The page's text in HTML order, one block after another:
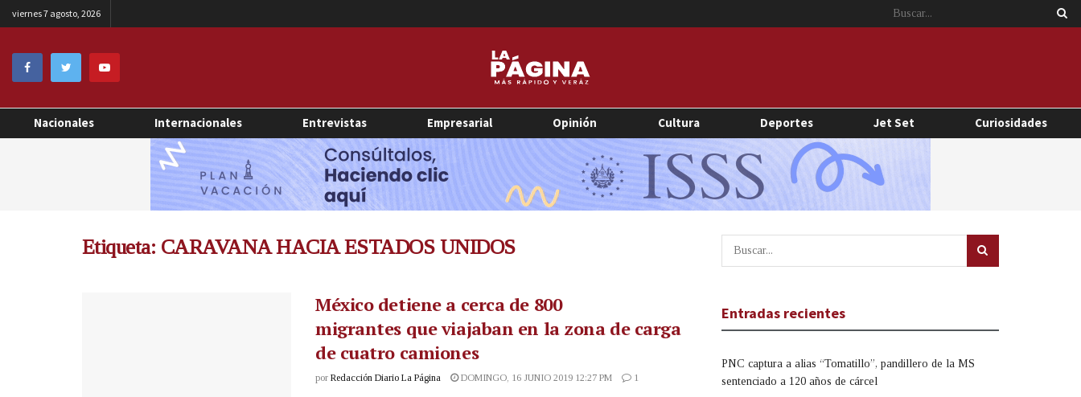
viernes 7 agosto, 2026
Nacionales Internacionales Entrevistas Empresarial Opinión Cultura Deportes Jet Set Curiosidades
Etiqueta: CARAVANA HACIA ESTADOS UNIDOS
México detiene a cerca de 800
migrantes que viajaban en la zona de carga
de cuatro camiones
por Redacción Diario La Página DOMINGO, 16 JUNIO 2019 12:27 PM 1
Entradas recientes
PNC captura a alias “Tomatillo”, pandillero de la MS
sentenciado a 120 años de cárcel